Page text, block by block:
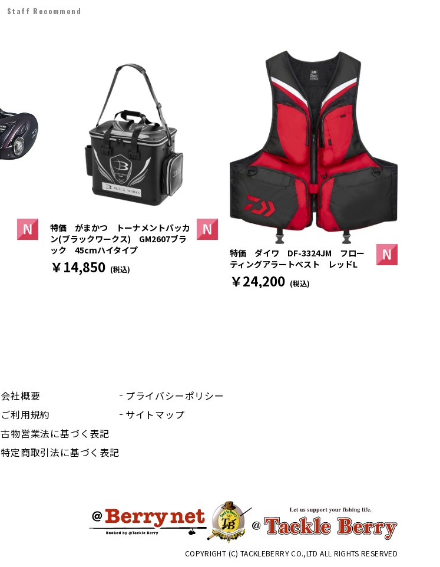
Staff Recommend
特価 がまかつ トーナメントバッカ
ン(ブラックワークス) GM2607ブラ
ック 45cmハイタイプ
￥14,850 (税込)
特価 ダイワ DF-3324JM フロー
ティングアラートベスト レッドL
￥24,200 (税込)
会社概要
ご利用規約
古物営業法に基づく表記
特定商取引法に基づく表記
プライバシーポリシー
サイトマップ
COPYRIGHT (C) TACKLEBERRY CO.,LTD ALL RIGHTS RESERVED